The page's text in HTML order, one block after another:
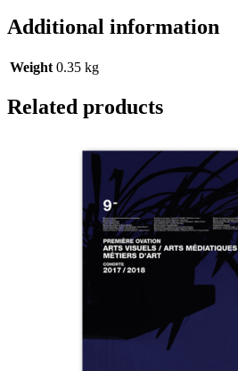
Additional information
Weight 0.35 kg
Related products